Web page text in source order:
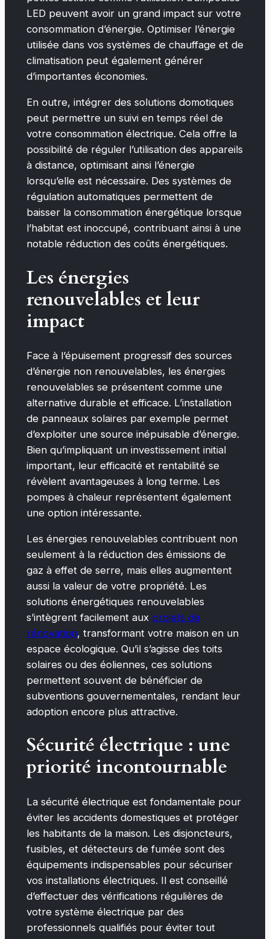
LED peuvent avoir un grand impact sur votre
consommation d’énergie. Optimiser l’énergie
utilisée dans vos systèmes de chauffage et de
climatisation peut également générer
d’importantes économies.
En outre, intégrer des solutions domotiques
peut permettre un suivi en temps réel de
votre consommation électrique. Cela offre la
possibilité de réguler l’utilisation des appareils
à distance, optimisant ainsi l’énergie
lorsqu’elle est nécessaire. Des systèmes de
régulation automatiques permettent de
baisser la consommation énergétique lorsque
l’habitat est inoccupé, contribuant ainsi à une
notable réduction des coûts énergétiques.
Les énergies
renouvelables et leur
impact
Face à l’épuisement progressif des sources
d’énergie non renouvelables, les énergies
renouvelables se présentent comme une
alternative durable et efficace. L’installation
de panneaux solaires par exemple permet
d’exploiter une source inépuisable d’énergie.
Bien qu’impliquant un investissement initial
important, leur efficacité et rentabilité se
révèlent avantageuses à long terme. Les
pompes à chaleur représentent également
une option intéressante.
Les énergies renouvelables contribuent non
seulement à la réduction des émissions de
gaz à effet de serre, mais elles augmentent
aussi la valeur de votre propriété. Les
solutions énergétiques renouvelables
s’intègrent facilement aux projets de
rénovation, transformant votre maison en un
espace écologique. Qu’il s’agisse des toits
solaires ou des éoliennes, ces solutions
permettent souvent de bénéficier de
subventions gouvernementales, rendant leur
adoption encore plus attractive.
Sécurité électrique : une
priorité incontournable
La sécurité électrique est fondamentale pour
éviter les accidents domestiques et protéger
les habitants de la maison. Les disjoncteurs,
fusibles, et détecteurs de fumée sont des
équipements indispensables pour sécuriser
vos installations électriques. Il est conseillé
d’effectuer des vérifications régulières de
votre système électrique par des
professionnels qualifiés pour éviter tout